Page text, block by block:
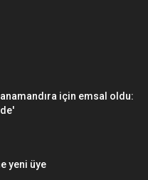
için emsal oldu:
yeni üye